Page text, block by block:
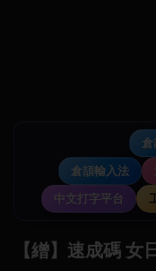
倉
倉頡輸入法
中文打字平台
【繒】速成碼